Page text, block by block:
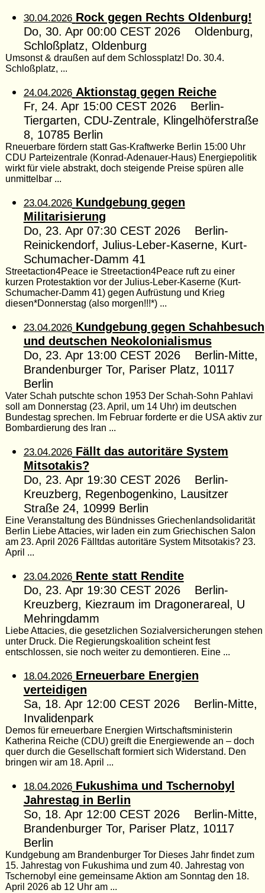
30.04.2026 Rock gegen Rechts Oldenburg!
Do, 30. Apr 00:00 CEST 2026 Oldenburg,
Schloßplatz, Oldenburg
Umsonst & draußen auf dem Schlossplatz! Do. 30.4.
Schloßplatz, ...
24.04.2026 Aktionstag gegen Reiche
Fr, 24. Apr 15:00 CEST 2026 Berlin-
Tiergarten, CDU-Zentrale, Klingelhöferstraße
8, 10785 Berlin
Rneuerbare fördern statt Gas-Kraftwerke Berlin 15:00 Uhr
CDU Parteizentrale (Konrad-Adenauer-Haus) Energiepolitik
wirkt für viele abstrakt, doch steigende Preise spüren alle
unmittelbar ...
23.04.2026 Kundgebung gegen
Militarisierung
Do, 23. Apr 07:30 CEST 2026 Berlin-
Reinickendorf, Julius-Leber-Kaserne, Kurt-
Schumacher-Damm 41
Streetaction4Peace ie Streetaction4Peace ruft zu einer
kurzen Protestaktion vor der Julius-Leber-Kaserne (Kurt-
Schumacher-Damm 41) gegen Aufrüstung und Krieg
diesen*Donnerstag (also morgen!!!*) ...
23.04.2026 Kundgebung gegen Schahbesuch
und deutschen Neokolonialismus
Do, 23. Apr 13:00 CEST 2026 Berlin-Mitte,
Brandenburger Tor, Pariser Platz, 10117
Berlin
Vater Schah putschte schon 1953 Der Schah-Sohn Pahlavi
soll am Donnerstag (23. April, um 14 Uhr) im deutschen
Bundestag sprechen. Im Februar forderte er die USA aktiv zur
Bombardierung des Iran ...
23.04.2026 Fällt das autoritäre System
Mitsotakis?
Do, 23. Apr 19:30 CEST 2026 Berlin-
Kreuzberg, Regenbogenkino, Lausitzer
Straße 24, 10999 Berlin
Eine Veranstaltung des Bündnisses Griechenlandsolidarität
Berlin Liebe Attacies, wir laden ein zum Griechischen Salon
am 23. April 2026 Fälltdas autoritäre System Mitsotakis? 23.
April ...
23.04.2026 Rente statt Rendite
Do, 23. Apr 19:30 CEST 2026 Berlin-
Kreuzberg, Kiezraum im Dragonerareal, U
Mehringdamm
Liebe Attacies, die gesetzlichen Sozialversicherungen stehen
unter Druck. Die Regierungskoalition scheint fest
entschlossen, sie noch weiter zu demontieren. Eine ...
18.04.2026 Erneuerbare Energien
verteidigen
Sa, 18. Apr 12:00 CEST 2026 Berlin-Mitte,
Invalidenpark
Demos für erneuerbare Energien Wirtschaftsministerin
Katherina Reiche (CDU) greift die Energiewende an – doch
quer durch die Gesellschaft formiert sich Widerstand. Den
bringen wir am 18. April ...
18.04.2026 Fukushima und Tschernobyl
Jahrestag in Berlin
So, 18. Apr 12:00 CEST 2026 Berlin-Mitte,
Brandenburger Tor, Pariser Platz, 10117
Berlin
Kundgebung am Brandenburger Tor Dieses Jahr findet zum
15. Jahrestag von Fukushima und zum 40. Jahrestag von
Tschernobyl eine gemeinsame Aktion am Sonntag den 18.
April 2026 ab 12 Uhr am ...